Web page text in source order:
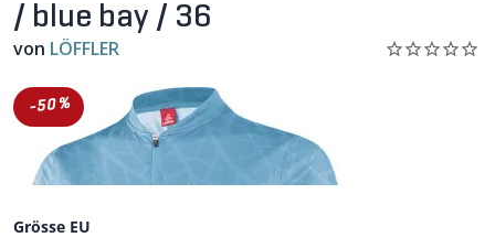
/ blue bay / 36
von LÖFFLER
-50%
Grösse EU